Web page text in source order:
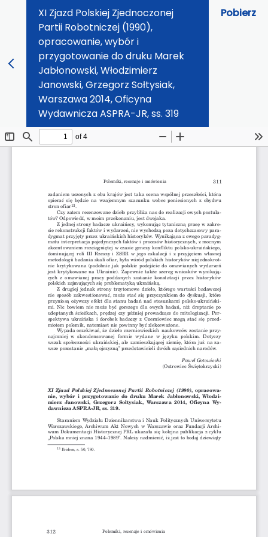
XI Zjazd Polskiej Zjednoczonej
Partii Robotniczej (1990),
opracowanie, wybór i
przygotowanie do druku Marek
Jabłonowski, Włodzimierz
Janowski, Grzegorz Sołtysiak,
Warszawa 2014, Oficyna
Wydawnicza ASPRA-JR, ss. 319
Pobierz